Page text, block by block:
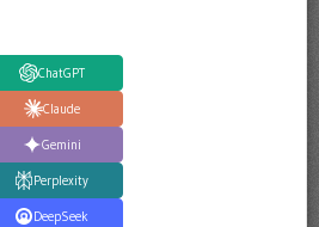
ChatGPT
Claude
Gemini
Perplexity
DeepSeek